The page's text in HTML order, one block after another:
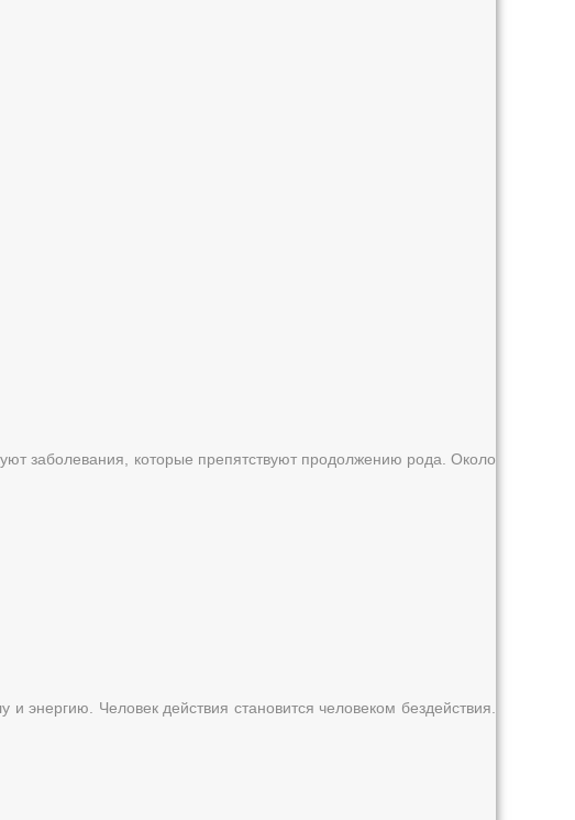
заболевания, которые препятствуют продолжению рода. Около
энергию. Человек действия становится человеком бездействия.